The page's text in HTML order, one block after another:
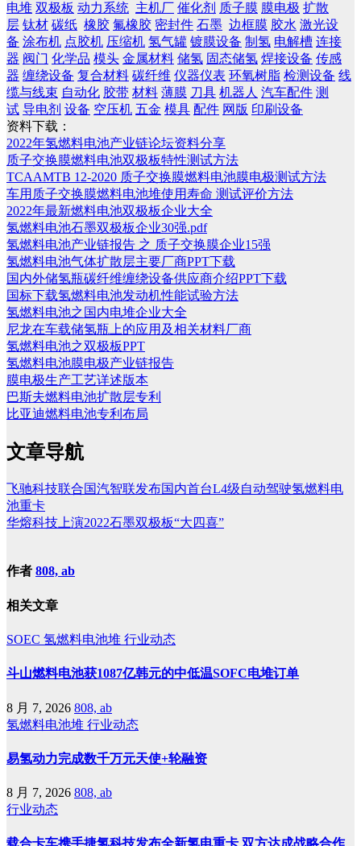
电堆 双极板 动力系统 主机厂 催化剂 质子膜 膜电极 扩散
层 钛材 碳纸 橡胶 氟橡胶 密封件 石墨 边框膜 胶水 激光设
备 涂布机 点胶机 压缩机 氢气罐 镀膜设备 制氢 电解槽 连接
器 阀门 化学品 模头 金属材料 储氢 固态储氢 焊接设备 传感
器 缠绕设备 复合材料 碳纤维 仪器仪表 环氧树脂 检测设备 线
缆与线束 自动化 胶带 材料 薄膜 刀具 机器人 汽车配件 测
试 导电剂 设备 空压机 五金 模具 配件 网版 印刷设备
资料下载：
2022年氢燃料电池产业链论坛资料分享
质子交换膜燃料电池双极板特性测试方法
TCAAMTB 12-2020 质子交换膜燃料电池膜电极测试方法
车用质子交换膜燃料电池堆使用寿命 测试评价方法
2022年最新燃料电池双极板企业大全
氢燃料电池石墨双极板企业30强.pdf
氢燃料电池产业链报告 之 质子交换膜企业15强
氢燃料电池气体扩散层主要厂商PPT下载
国内外储氢瓶碳纤维缠绕设备供应商介绍PPT下载
国标下载氢燃料电池发动机性能试验方法
氢燃料电池之国内电堆企业大全
尼龙在车载储氢瓶上的应用及相关材料厂商
氢燃料电池之双极板PPT
氢燃料电池膜电极产业链报告
膜电极生产工艺详述版本
巴斯夫燃料电池扩散层专利
比亚迪燃料电池专利布局
文章导航
飞驰科技联合国汽智联发布国内首台L4级自动驾驶氢燃料电
池重卡
华熔科技上演2022石墨双极板“大四喜”
作者 808, ab
相关文章
SOEC 氢燃料电池堆 行业动态
斗山燃料电池获1087亿韩元的中低温SOFC电堆订单
8 月 7, 2026 808, ab
氢燃料电池堆 行业动态
易氢动力完成数千万元天使+轮融资
8 月 7, 2026 808, ab
行业动态